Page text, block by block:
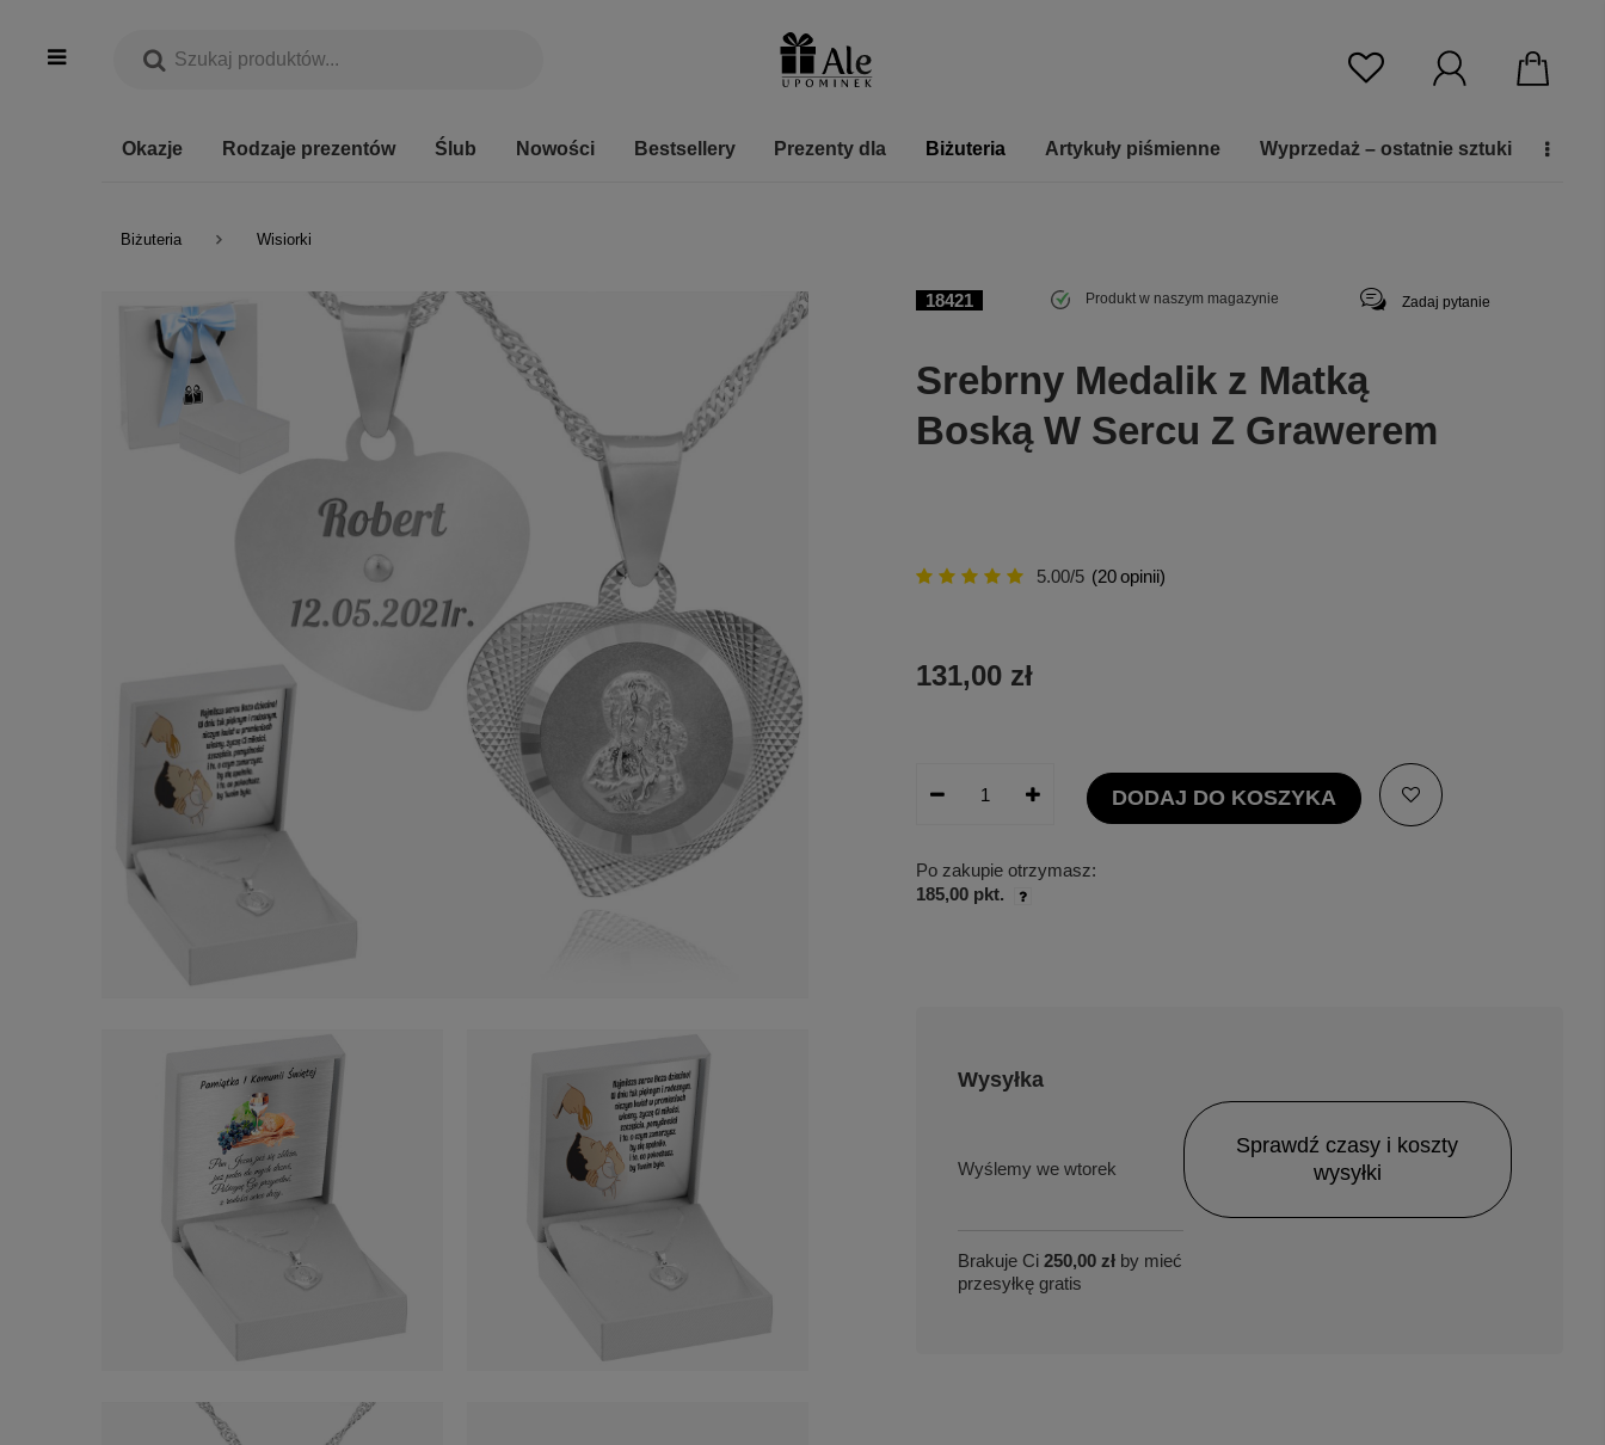
Okazje Rodzaje prezentów Ślub Nowości Bestsellery Prezenty dla Biżuteria Artykuły piśmienne Wyprzedaż – ostatnie sztuki
Biżuteria Wisiorki
18421 Produkt w naszym magazynie Zadaj pytanie
Srebrny Medalik z Matką
Boską W Sercu Z Grawerem
5.00/5 (20opinii)
131,00 zł
DODAJ DO KOSZYKA
Po zakupie otrzymasz:
185,00 pkt.
Wysyłka
we wtorek
Brakuje Ci 250,00 zł by mieć
przesyłkę gratis
Sprawdź czasy i koszty
wysyłki